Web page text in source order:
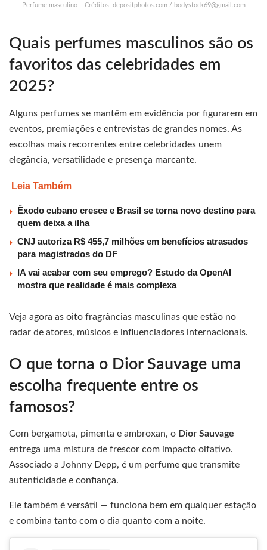
Perfume masculino – Créditos: depositphotos.com / bodystock69@gmail.com
Quais perfumes masculinos são os
favoritos das celebridades em
2025?
Alguns perfumes se mantêm em evidência por figurarem em
eventos, premiações e entrevistas de grandes nomes. As
escolhas mais recorrentes entre celebridades unem
elegância, versatilidade e presença marcante.
Leia Também
Êxodo cubano cresce e Brasil se torna novo destino para
quem deixa a ilha
CNJ autoriza R$ 455,7 milhões em benefícios atrasados
para magistrados do DF
IA vai acabar com seu emprego? Estudo da OpenAI
mostra que realidade é mais complexa
Veja agora as oito fragrâncias masculinas que estão no
radar de atores, músicos e influenciadores internacionais.
O que torna o Dior Sauvage uma
escolha frequente entre os
famosos?
Com bergamota, pimenta e ambroxan, o Dior Sauvage
entrega uma mistura de frescor com impacto olfativo.
Associado a Johnny Depp, é um perfume que transmite
autenticidade e confiança.
Ele também é versátil — funciona bem em qualquer estação
e combina tanto com o dia quanto com a noite.